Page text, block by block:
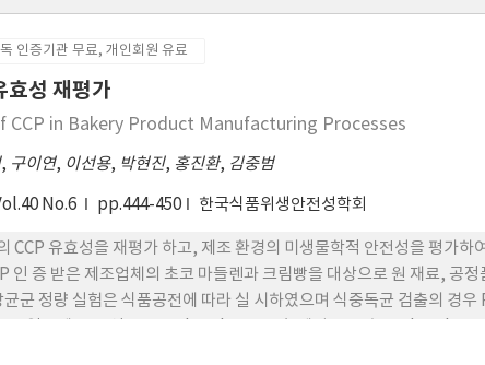
인증기관 무료, 개인회원 유료
효성 재평가
CCP in Bakery Product Manufacturing Processes
, 구이연, 이선용, 박현진, 홍진환, 김중범
No.6 pp.444-450 한국식품위생안전성학회
CCP 유효성을 재평가 하고, 제조 환경의 미생물학적 안전성을 평가
인 증 받은 제조업체의 초코 마들렌과 크림빵을 대상으로 원 재료, 공
군 정량 실험은 식품공전에 따라 실 시하였으며 식중독균 검출의 경우
CCP 전 일반세균 오염도는 6 .9 ±0.0 l og CFU/g에서 CCP 후 2.8±0.0